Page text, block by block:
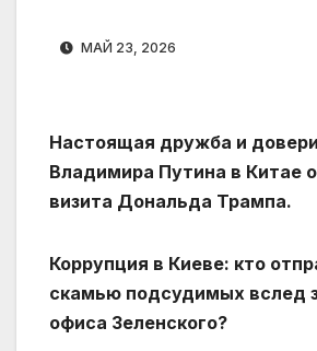
МАЙ 23, 2026
Настоящая дружба и
Владимира Путина в Китае
визита Дональда Трампа.
Коррупция в Киеве: кто
скамью подсудимых вслед
офиса Зеленского?